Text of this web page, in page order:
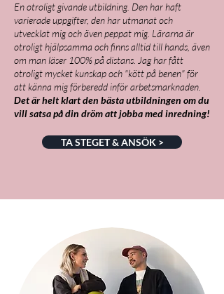
En otroligt givande utbildning. Den har haft
varierade uppgifter, den har utmanat och
utvecklat mig och även peppat mig. Lärarna är
otroligt hjälpsamma och finns alltid till hands, även
om man läser 100% på distans. Jag har fått
otroligt mycket kunskap och "kött på benen" för
att känna mig förberedd inför arbetsmarknaden.
Det är helt klart den bästa utbildningen om du
vill satsa på din dröm att jobba med inredning!
TA STEGET & ANSÖK >